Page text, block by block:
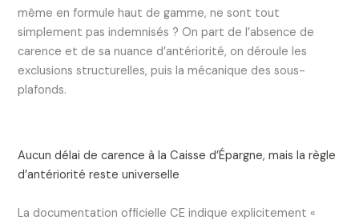
même en formule haut de gamme, ne sont tout
simplement pas indemnisés ? On part de l’absence de
carence et de sa nuance d’antériorité, on déroule les
exclusions structurelles, puis la mécanique des sous-
plafonds.
Aucun délai de carence à la Caisse d’Épargne, mais la règle
d’antériorité reste universelle
La documentation officielle CE indique explicitement «